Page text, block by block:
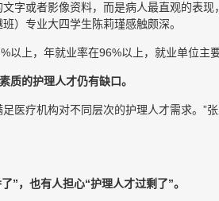
字或者影像资料，而是病人最直观的表
）专业大四学生陈莉瑾感触颇深。
上，年就业率在96%以上，就业单位主
质的护理人才仍有缺口。
医疗机构对不同层次的护理人才需求。”
”，也有人担心“护理人才过剩了”。